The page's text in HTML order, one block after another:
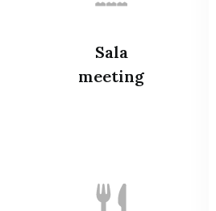
Sala
meeting